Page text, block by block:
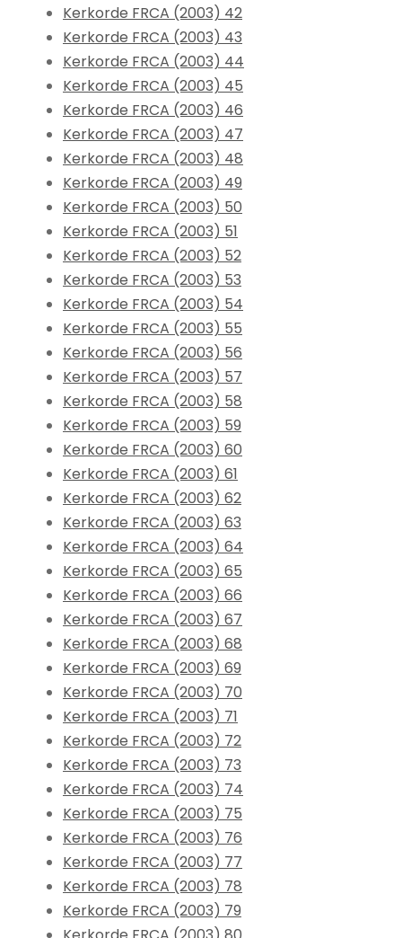
Kerkorde FRCA (2003) 42
Kerkorde FRCA (2003) 43
Kerkorde FRCA (2003) 44
Kerkorde FRCA (2003) 45
Kerkorde FRCA (2003) 46
Kerkorde FRCA (2003) 47
Kerkorde FRCA (2003) 48
Kerkorde FRCA (2003) 49
Kerkorde FRCA (2003) 50
Kerkorde FRCA (2003) 51
Kerkorde FRCA (2003) 52
Kerkorde FRCA (2003) 53
Kerkorde FRCA (2003) 54
Kerkorde FRCA (2003) 55
Kerkorde FRCA (2003) 56
Kerkorde FRCA (2003) 57
Kerkorde FRCA (2003) 58
Kerkorde FRCA (2003) 59
Kerkorde FRCA (2003) 60
Kerkorde FRCA (2003) 61
Kerkorde FRCA (2003) 62
Kerkorde FRCA (2003) 63
Kerkorde FRCA (2003) 64
Kerkorde FRCA (2003) 65
Kerkorde FRCA (2003) 66
Kerkorde FRCA (2003) 67
Kerkorde FRCA (2003) 68
Kerkorde FRCA (2003) 69
Kerkorde FRCA (2003) 70
Kerkorde FRCA (2003) 71
Kerkorde FRCA (2003) 72
Kerkorde FRCA (2003) 73
Kerkorde FRCA (2003) 74
Kerkorde FRCA (2003) 75
Kerkorde FRCA (2003) 76
Kerkorde FRCA (2003) 77
Kerkorde FRCA (2003) 78
Kerkorde FRCA (2003) 79